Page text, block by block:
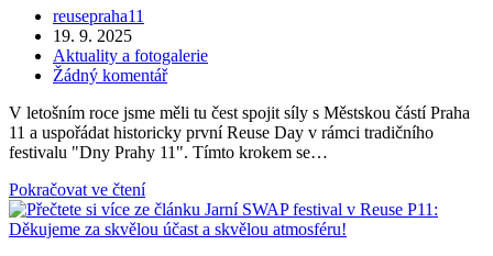
Autor
příspěvku
reusepraha11
Příspěvek
byl
publikován
19. 9. 2025
Rubriky
příspěvku
Aktuality a fotogalerie
Komentáře
příspěvku
Žádný komentář
V letošním roce jsme měli tu čest spojit síly s Městskou částí Praha
11 a uspořádat historicky první Reuse Day v rámci tradičního
festivalu "Dny Prahy 11". Tímto krokem se…
Pokračovat ve čteníOzvěny
z
Reuse